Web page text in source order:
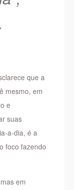
que a
mesmo, em
e
suas
a-dia, é a
foco fazendo
em